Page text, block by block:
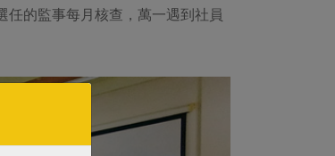
的監事每月核查，萬一遇到社員